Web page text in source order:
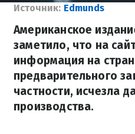
Источник: Edmunds
Американское
заметило, что на
информация на
предварительного
частности, исчезла
производства.